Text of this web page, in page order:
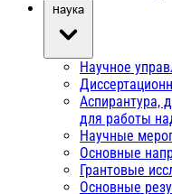
Наука
Научное
Аспирантура,
для работы
Научные
Основные
Грантовые
Основные